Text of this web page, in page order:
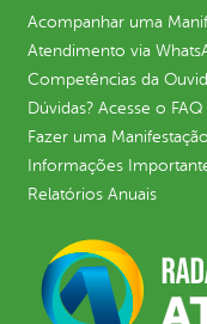
Acompanhar uma
Atendimento via
Competências da
Dúvidas? Acesse o FAQ
Fazer uma Manifestação
Informações
Relatórios Anuais